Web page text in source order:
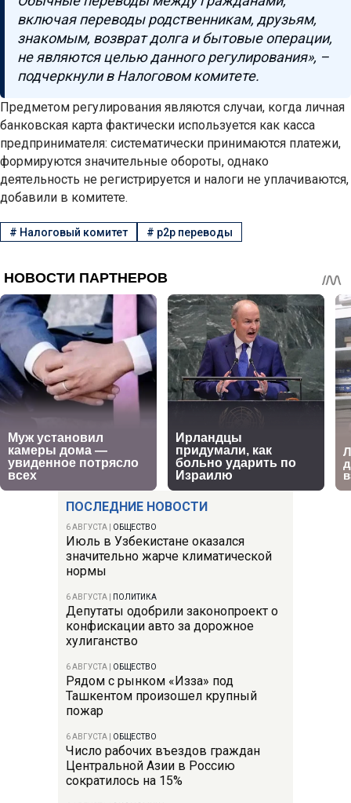
ПОСЛЕДНИЕ НОВОСТИ
6 АВГУСТА ОБЩЕСТВО
Июль в Узбекистане оказался
значительно жарче климатической
нормы
6 АВГУСТА ПОЛИТИКА
Депутаты одобрили законопроект о
конфискации авто за дорожное
хулиганство
6 АВГУСТА ОБЩЕСТВО
Рядом с рынком «Изза» под
Ташкентом произошел крупный
пожар
6 АВГУСТА ОБЩЕСТВО
Число рабочих въездов граждан
Центральной Азии в Россию
сократилось на 15%
включая переводы родственникам, друзьям,
знакомым, возврат долга и бытовые операции,
не являются целью данного регулирования», –
подчеркнули в Налоговом комитете.
Предметом регулирования являются случаи, когда личная
банковская карта фактически используется как касса
предпринимателя: систематически принимаются платежи,
формируются значительные обороты, однако
деятельность не регистрируется и налоги не уплачиваются,
добавили в комитете.
# Налоговый комитет # p2p переводы